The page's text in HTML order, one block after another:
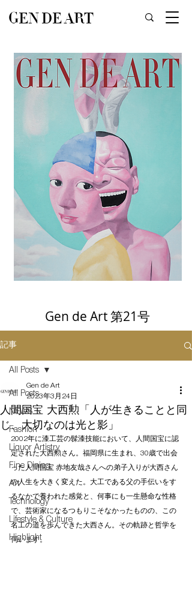
GEN DE ART
Gen de Art 第21号
記事
All Posts
NEWS
Fashion
Liquor Artistry
Fine Dining
Art
Technology
Lifestyle & Culture
Highlight
All Posts
人間国宝 大西勲「人が生きることと同
じ、大切なのは光と影」
Gen de Art
2023年3月24日
2002年に漆工芸の髹漆技能において、人間国宝に認
定された大西勲さん。福岡県に生まれ、30歳で出会
った人間国宝 赤地友哉さんへの弟子入りが大西さん
の人生を大きく変えた。大工である父の手伝いをす
るなかで養われた感覚と、何事にも一生懸命な性格
で、芸術家になるつもりこそなかったものの、この
名工の道を歩んできた大西さん。その軌跡と哲学を
伺います。